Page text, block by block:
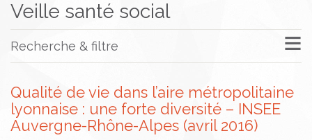
Veille santé social
Recherche & filtre
Qualité de vie dans l’aire métropolitaine
lyonnaise : une forte diversité – INSEE
Auvergne-Rhône-Alpes (avril 2016)